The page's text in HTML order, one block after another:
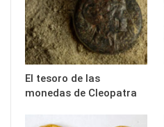
El tesoro de las
monedas de Cleopatra